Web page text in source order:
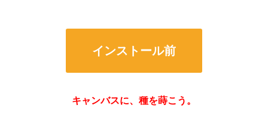
インストール前
キャンバスに、種を蒔こう。